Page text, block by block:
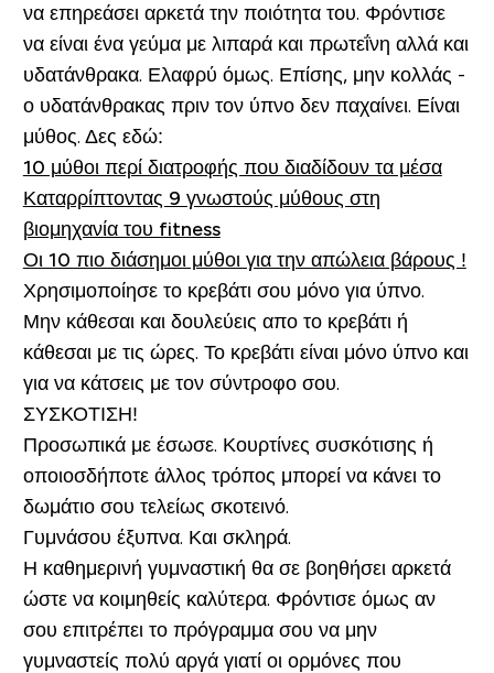
να επηρεάσει αρκετά την ποιότητα του. Φρόντισε
να είναι ένα γεύμα με λιπαρά και πρωτεΐνη αλλά και
υδατάνθρακα. Ελαφρύ όμως. Επίσης, μην κολλάς -
ο υδατάνθρακας πριν τον ύπνο δεν παχαίνει. Είναι
μύθος. Δες εδώ:
10 μύθοι περί διατροφής που διαδίδουν τα μέσα
Καταρρίπτοντας 9 γνωστούς μύθους στη
βιομηχανία του fitness
Οι 10 πιο διάσημοι μύθοι για την απώλεια βάρους !
Χρησιμοποίησε το κρεβάτι σου μόνο για ύπνο.
Μην κάθεσαι και δουλεύεις απο το κρεβάτι ή
κάθεσαι με τις ώρες. Το κρεβάτι είναι μόνο ύπνο και
για να κάτσεις με τον σύντροφο σου.
ΣΥΣΚΟΤΙΣΗ!
Προσωπικά με έσωσε. Κουρτίνες συσκότισης ή
οποιοσδήποτε άλλος τρόπος μπορεί να κάνει το
δωμάτιο σου τελείως σκοτεινό.
Γυμνάσου έξυπνα. Και σκληρά.
Η καθημερινή γυμναστική θα σε βοηθήσει αρκετά
ώστε να κοιμηθείς καλύτερα. Φρόντισε όμως αν
σου επιτρέπει το πρόγραμμα σου να μην
γυμναστείς πολύ αργά γιατί οι ορμόνες που